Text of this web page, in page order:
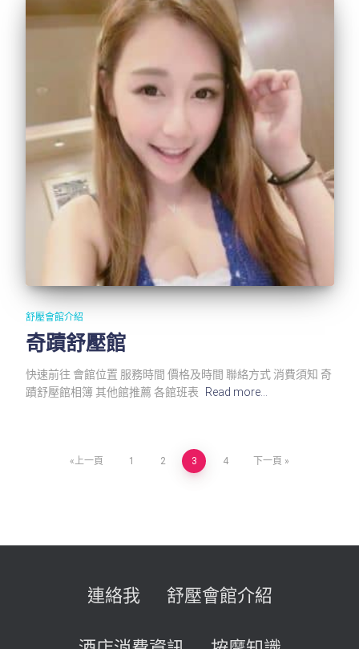
舒壓會館介紹
奇蹟舒壓館
快速前往 會館位置 服務時間 價格及時間 聯絡方式 消費須知 奇
蹟舒壓館相簿 其他館推薦 各館班表
Read more…
導
上一頁 1 2 3 4 下一頁
連絡我 舒壓會館介紹